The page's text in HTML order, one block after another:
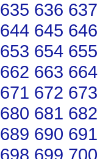
635 636 637
644 645 646
653 654 655
662 663 664
671 672 673
680 681 682
689 690 691
698 699 700